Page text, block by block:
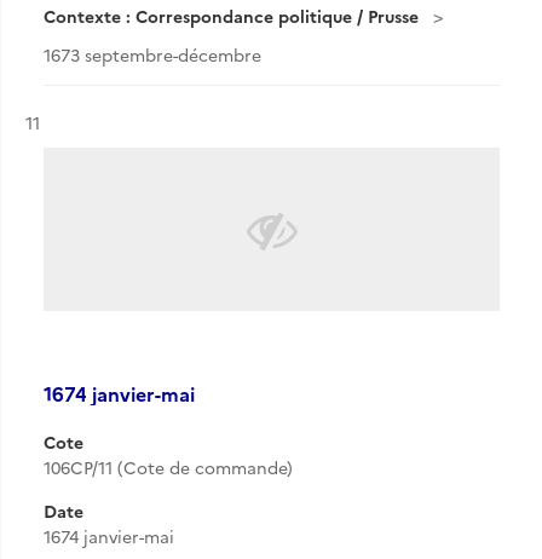
Contexte : Correspondance politique / Prusse
1673 septembre-décembre
Résultat n°
11
1674 janvier-mai
Cote
106CP/11 (Cote de commande)
Date
1674 janvier-mai